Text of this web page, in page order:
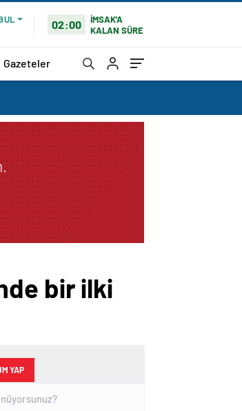
02:00
İMSAK'A
KALAN SÜRE
Gazeteler
bir ilki
YAP